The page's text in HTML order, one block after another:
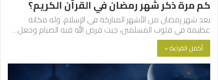
كم مرة ذكر شهر رمضان في القرآن الكريم؟
يعد شهر رمضان من الأشهر المباركة في الإسلام، وله مكانة
عظيمة في قلوب المسلمين، حيث فرض الله فيه الصيام وجعل…
أكمل القراءة »